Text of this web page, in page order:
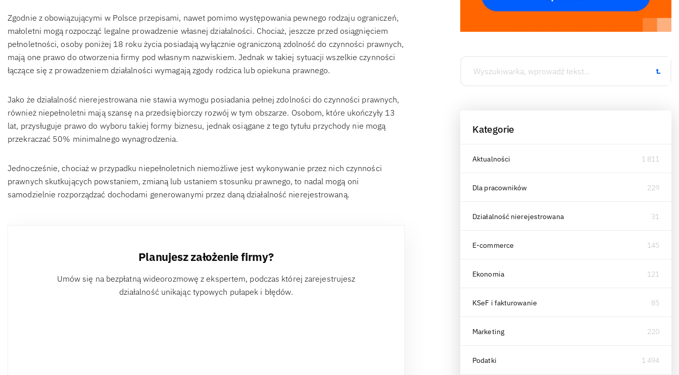
Zgodnie z obowiązującymi w Polsce przepisami, nawet pomimo występowania pewnego rodzaju ograniczeń,
małoletni mogą rozpocząć legalne prowadzenie własnej działalności. Chociaż, jeszcze przed osiągnięciem
pełnoletności, osoby poniżej 18 roku życia posiadają wyłącznie ograniczoną zdolność do czynności prawnych,
mają one prawo do otworzenia firmy pod własnym nazwiskiem. Jednak w takiej sytuacji wszelkie czynności
łączące się z prowadzeniem działalności wymagają zgody rodzica lub opiekuna prawnego.
Jako że działalność nierejestrowana nie stawia wymogu posiadania pełnej zdolności do czynności prawnych,
również niepełnoletni mają szansę na przedsiębiorczy rozwój w tym obszarze. Osobom, które ukończyły 13
lat, przysługuje prawo do wyboru takiej formy biznesu, jednak osiągane z tego tytułu przychody nie mogą
przekraczać 50% minimalnego wynagrodzenia.
Jednocześnie, chociaż w przypadku niepełnoletnich niemożliwe jest wykonywanie przez nich czynności
prawnych skutkujących powstaniem, zmianą lub ustaniem stosunku prawnego, to nadal mogą oni
samodzielnie rozporządzać dochodami generowanymi przez daną działalność nierejestrowaną.
Planujesz założenie firmy?
Umów się na bezpłatną wideorozmowę z ekspertem, podczas której zarejestrujesz
działalność unikając typowych pułapek i błędów.
Kategorie
Aktualności 1 811
Dla pracowników 229
Działalność nierejestrowana 31
E-commerce 145
Ekonomia 121
KSeF i fakturowanie 85
Marketing 220
Podatki 1 494